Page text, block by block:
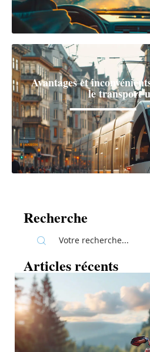
Avantages et
le transport
Recherche
Articles récents